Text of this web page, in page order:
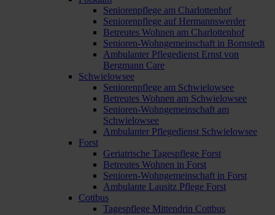
Seniorenpflege am Charlottenhof
Seniorenpflege auf Hermannswerder
Betreutes Wohnen am Charlottenhof
Senioren-Wohngemeinschaft in Bornstedt
Ambulanter Pflegedienst Ernst von
Bergmann Care
Schwielowsee
Seniorenpflege am Schwielowsee
Betreutes Wohnen am Schwielowsee
Senioren-Wohngemeinschaft am
Schwielowsee
Ambulanter Pflegedienst Schwielowsee
Forst
Geriatrische Tagespflege Forst
Betreutes Wohnen in Forst
Senioren-Wohngemeinschaft in Forst
Ambulante Lausitz Pflege Forst
Cottbus
Tagespflege Mittendrin Cottbus